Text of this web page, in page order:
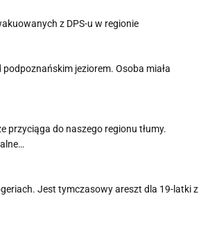
z DPS-u w regionie
podpoznańskim jeziorem. Osoba miała
przyciąga do naszego regionu tłumy.
Jest tymczasowy areszt dla 19-latki z